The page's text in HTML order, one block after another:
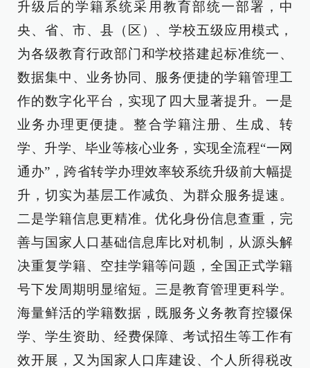
升级后的学籍系统采用教育部统一部署，中
央、省、市、县（区）、学校五级应用模式，
为各级教育行政部门和学校搭建起标准统一、
数据集中、业务协同、服务便捷的学籍管理工
作的数字化平台，实现了四大显著提升。一是
业务办理更便捷。整合学籍注册、生成、转
学、升学、毕业等核心业务，实现全流程“一网
通办”，跨省转学办理效率较系统升级前大幅提
升，切实为基层工作减负、为群众服务提速。
二是学籍信息更精准。优化身份信息查重，完
善与国家人口基础信息库比对机制，从源头解
决重复学籍、空挂学籍等问题，全国正式学籍
号下发周期明显缩短。三是教育管理更科学。
海量鲜活的学籍数据，既服务义务教育控辍保
学、学生资助、经费保障、考试招生等工作有
效开展，又为国家人口库建设、个人所得税改